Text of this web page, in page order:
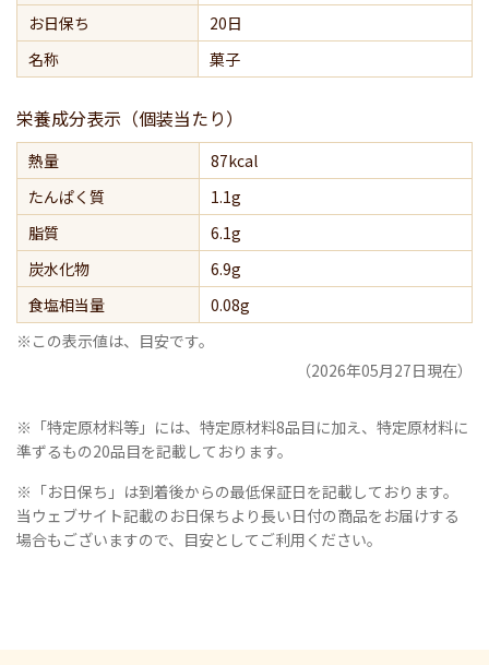
お日保ち
20日
名称
菓子
栄養成分表示（個装当たり）
熱量
87kcal
たんぱく質
1.1g
脂質
6.1g
炭水化物
6.9g
食塩相当量
0.08g
※この表示値は、目安です。
（2026年05月27日現在）
※「特定原材料等」には、特定原材料8品目に加え、特定原材料に
準ずるもの20品目を記載しております。
※「お日保ち」は到着後からの最低保証日を記載しております。
当ウェブサイト記載のお日保ちより長い日付の商品をお届けする
場合もございますので、目安としてご利用ください。